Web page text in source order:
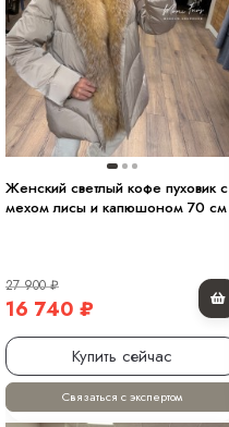
Женский светлый кофе пуховик с
мехом лисы и капюшоном 70 см
27 900₽
16 740 ₽
Купить сейчас
Связаться с экспертом